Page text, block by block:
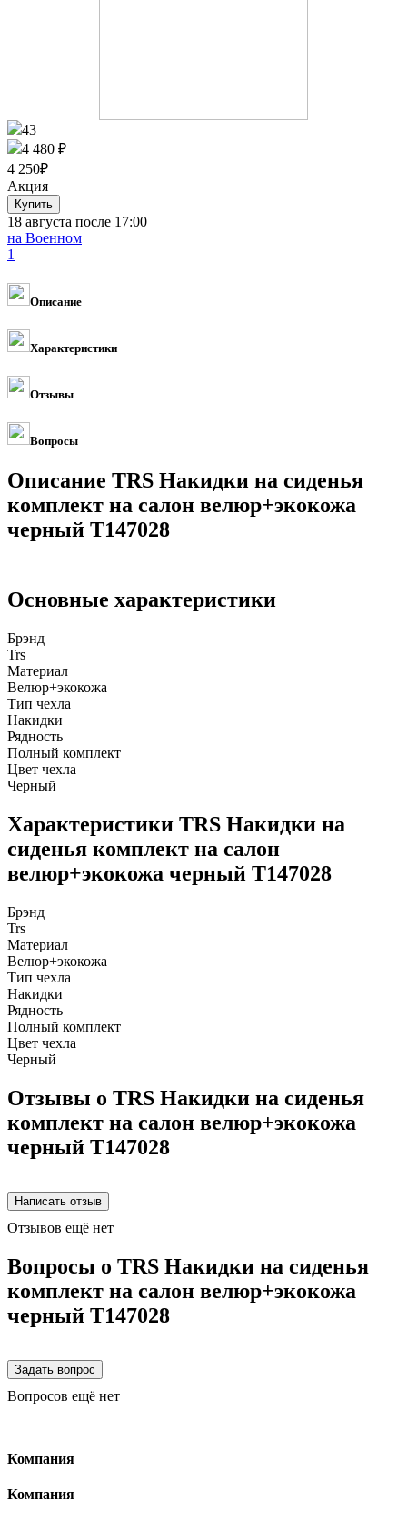
43
4 480 ₽
4 250₽
Акция
18 августа после 17:00
на Военном
1
Описание
Характеристики
Отзывы
Вопросы
Описание TRS Накидки на сиденья
комплект на салон велюр+экокожа
черный T147028
Основные характеристики
Брэнд
Trs
Материал
Велюр+экокожа
Тип чехла
Накидки
Рядность
Полный комплект
Цвет чехла
Черный
Характеристики TRS Накидки на
сиденья комплект на салон
велюр+экокожа черный T147028
Брэнд
Trs
Материал
Велюр+экокожа
Тип чехла
Накидки
Рядность
Полный комплект
Цвет чехла
Черный
Отзывы о TRS Накидки на сиденья
комплект на салон велюр+экокожа
черный T147028
Отзывов ещё нет
Вопросы о TRS Накидки на сиденья
комплект на салон велюр+экокожа
черный T147028
Вопросов ещё нет
Компания
Компания